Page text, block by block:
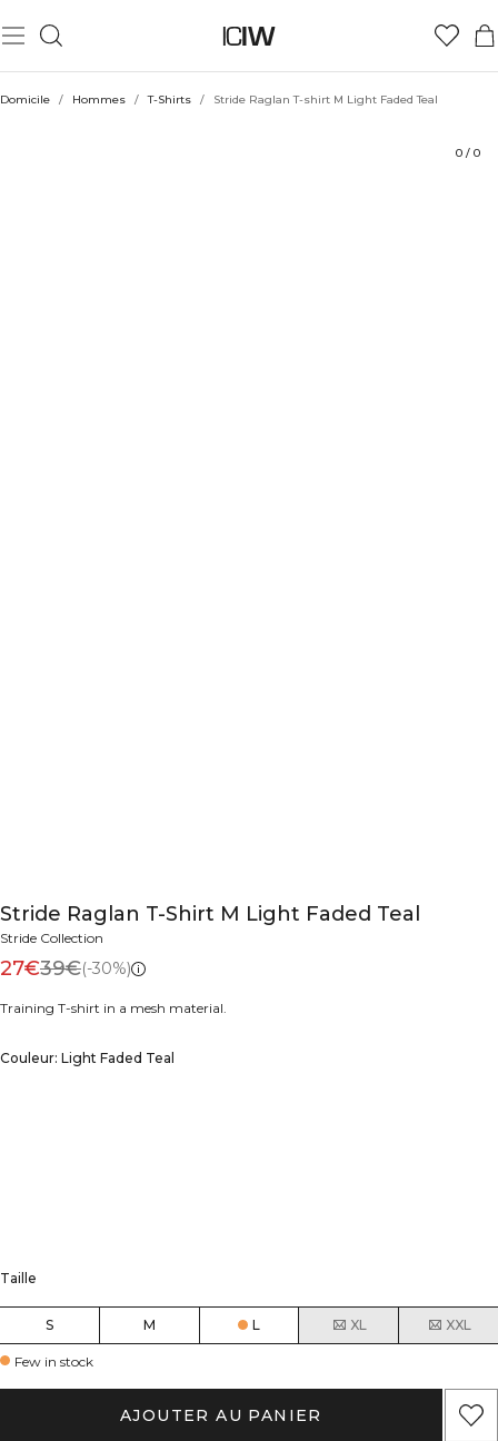
Domicile / Hommes / T-Shirts / Stride Raglan T-shirt M Light Faded Teal
0 / 0
Stride Raglan T-Shirt M Light Faded Teal
Stride Collection
27€39€(-30%)
Training T-shirt in a mesh material.
Couleur: Light Faded Teal
Taille
S M L XL XXL
Few in stock
AJOUTER AU PANIER